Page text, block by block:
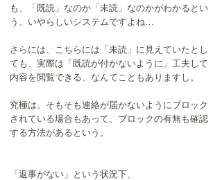
も、「既読」なのか「未読」なのかがわかるとい
う、いやらしいシステムですよね…
さらには、こちらには「未読」に見えていたとし
ても、実際は「既読が付かないように」工夫して
内容を閲覧できる、なんてこともありますし。
究極は、そもそも連絡が届かないようにブロック
されている場合もあって、ブロックの有無も確認
する方法があるという。
「返事がない」という状況下、